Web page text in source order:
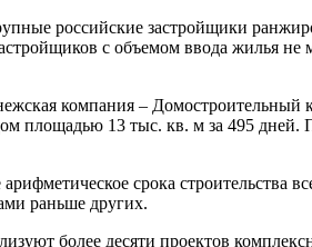
российские застройщики
с объемом ввода жилья
компания – Домостроительный
площадью 13 тыс. кв. м за 495
срока строительства
раньше других.
более десяти проектов